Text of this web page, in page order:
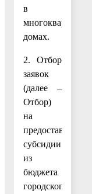
в
многоквартирных
домах.
2. Отбор
заявок
(далее –
Отбор)
на
предоставление
субсидии
из
бюджета
городского